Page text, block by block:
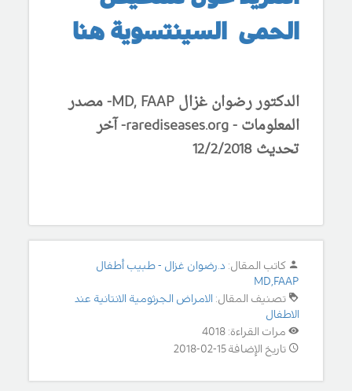
الحمى السينتسوية هنا
الدكتور رضوان غزال MD, FAAP- مصدر
المعلومات - rarediseases.org- آخر
تحديث 12/2/2018
كاتب المقال: د.رضوان غزال - طبيب أطفال
MD,FAAP
تصنيف المقال: الامراض الجرثومية الانتانية عند
الاطفال
مرات القراءة: 4018
تاريخ الإضافة 15-02-2018